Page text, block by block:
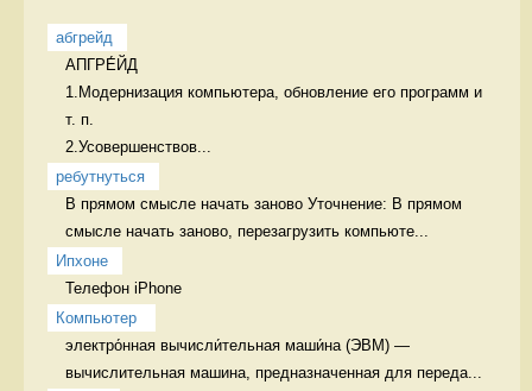
абгрейд
АПГРЕ́ЙД
1.Модернизация компьютера, обновление его программ и
т. п.
2.Усовершенствов...
ребутнуться
В прямом смысле начать заново Уточнение: В прямом
смысле начать заново, перезагрузить компьюте...
Ипхоне
Телефон iPhone
Компьютер
электро́нная вычисли́тельная маши́на (ЭВМ) —
вычислительная машина, предназначенная для переда...